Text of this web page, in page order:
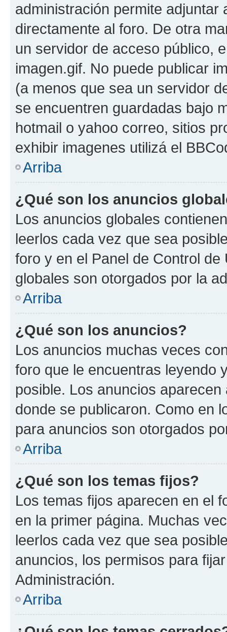
administración permite
directamente al foro. De otra
un servidor de acceso público,
imagen.gif. No puede publicar
(a menos que sea un servidor
se encuentren guardadas bajo
hotmail o yahoo correo, sitios
exhibir imagenes utilizá el
Arriba
¿Qué son los anuncios
Los anuncios globales
leerlos cada vez que sea
foro y en el Panel de Control
globales son otorgados por la
Arriba
¿Qué son los anuncios?
Los anuncios muchas veces
foro que le encuentras leyendo
posible. Los anuncios
donde se publicaron. Como en
para anuncios son otorgados
Arriba
¿Qué son los temas fijos?
Los temas fijos aparecen en el
en la primer página. Muchas
leerlos cada vez que sea
anuncios, los permisos para
Administración.
Arriba